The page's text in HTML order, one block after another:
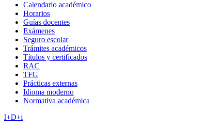
Calendario académico
Horarios
Guías docentes
Exámenes
Seguro escolar
Trámites académicos
Títulos y certificados
RAC
TFG
Prácticas externas
Idioma moderno
Normativa académica
I+D+i